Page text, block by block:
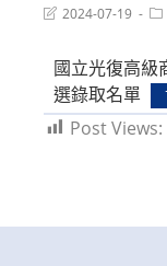
Post2024-07-19
國立光復高級
選錄取名單
Post Views: